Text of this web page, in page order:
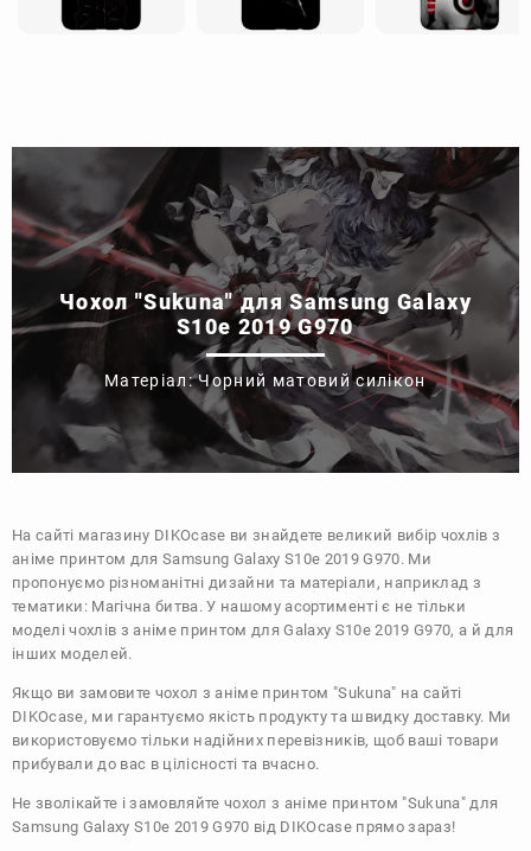
Чохол "Sukuna" для Samsung Galaxy
S10e 2019 G970
Матеріал: Чорний матовий силікон
На сайті магазину DIKOcase ви знайдете великий вибір чохлів з
аніме принтом для Samsung Galaxy S10e 2019 G970. Ми
пропонуємо різноманітні дизайни та матеріали, наприклад з
тематики: Магічна битва . У нашому асортименті є не тільки
моделі чохлів з аніме принтом для Galaxy S10e 2019 G970, а й для
інших моделей.
Якщо ви замовите чохол з аніме принтом "Sukuna" на сайті
DIKOcase, ми гарантуємо якість продукту та швидку доставку. Ми
використовуємо тільки надійних перевізників, щоб ваші товари
прибували до вас в цілісності та вчасно.
Не зволікайте і замовляйте чохол з аніме принтом "Sukuna" для
Samsung Galaxy S10e 2019 G970 від DIKOcase прямо зараз!